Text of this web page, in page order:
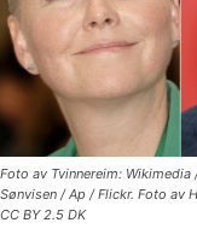
Foto av Tvinnereim: Wikimedia
Sønvisen / Ap / Flickr. Foto av
CC BY 2.5 DK